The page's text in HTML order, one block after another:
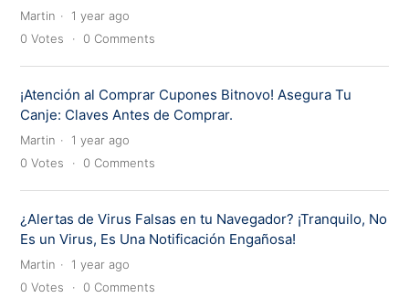
Martin
1 year ago
0 Votes 0 Comments
¡Atención al Comprar Cupones Bitnovo! Asegura Tu
Canje: Claves Antes de Comprar.
Martin
1 year ago
0 Votes 0 Comments
¿Alertas de Virus Falsas en tu Navegador? ¡Tranquilo, No
Es un Virus, Es Una Notificación Engañosa!
Martin
1 year ago
0 Votes 0 Comments